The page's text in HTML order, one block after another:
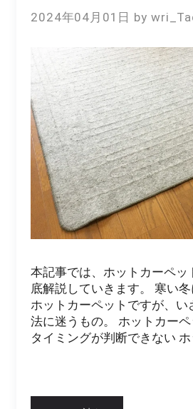
2024年04月01日
本記事では、ホットカーペッ
底解説していきます。 寒い
ホットカーペットですが、い
法に迷うもの。 ホットカー
タイミングが判断できない